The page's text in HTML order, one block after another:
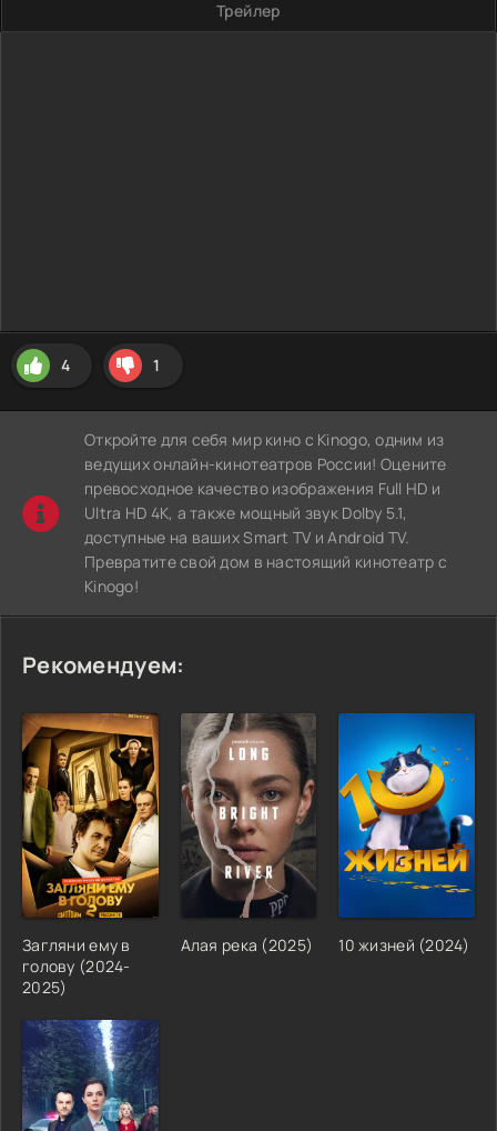
Трейлер
4 1
Откройте для себя мир кино с Kinogo, одним из
ведущих онлайн-кинотеатров России! Оцените
превосходное качество изображения Full HD и
Ultra HD 4K, а также мощный звук Dolby 5.1,
доступные на ваших Smart TV и Android TV.
Превратите свой дом в настоящий кинотеатр с
Kinogo!
Рекомендуем:
Загляни ему в
голову (2024-
2025)
Алая река (2025) 10 жизней (2024)